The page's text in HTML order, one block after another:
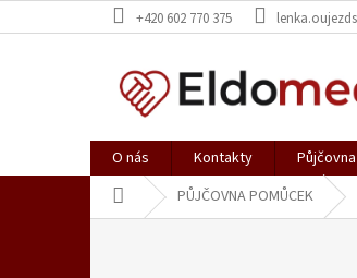
na
+420 602 770 375
O nás Kontakty Půjčovna
Domů PŮJČOVNA POMŮCEK